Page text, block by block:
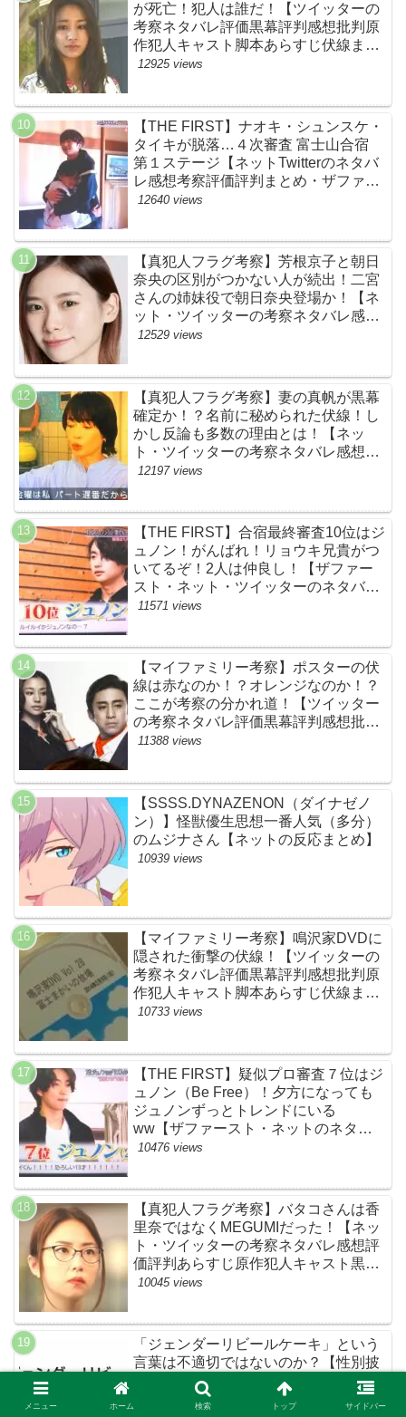
が死亡！犯人は誰だ！【ツイッターの
考察ネタバレ評価黒幕評判感想批判原
作犯人キャスト脚本あらすじ伏線まと
め】
12925 views
【THE FIRST】ナオキ・シュンスケ・
タイキが脱落…４次審査 富士山合宿
第１ステージ【ネットTwitterのネタバ
レ感想考察評価評判まとめ・ザファー
スト・スッキリ・BE:FIRST・ビーフ
12640 views
【真犯人フラグ考察】芳根京子と朝日
奈央の区別がつかない人が続出！二宮
さんの姉妹役で朝日奈央登場か！【ネ
ット・ツイッターの考察ネタバレ感想
評価評判あらすじ原作犯人キャスト黒
12529 views
【真犯人フラグ考察】妻の真帆が黒幕
確定か！？名前に秘められた伏線！し
かし反論も多数の理由とは！【ネッ
ト・ツイッターの考察ネタバレ感想評
価評判あらすじ原作犯人キャスト黒幕
12197 views
【THE FIRST】合宿最終審査10位はジ
ュノン！がんばれ！リョウキ兄貴がつ
いてるぞ！2人は仲良し！【ザファー
スト・ネット・ツイッターのネタバレ
考察まとめ感想評価評判・スッキリ・
11571 views
【マイファミリー考察】ポスターの伏
線は赤なのか！？オレンジなのか！？
ここが考察の分かれ道！【ツイッター
の考察ネタバレ評価黒幕評判感想批判
原作犯人キャスト脚本あらすじ伏線ま
11388 views
【SSSS.DYNAZENON（ダイナゼノ
ン）】怪獣優生思想一番人気（多分）
のムジナさん【ネットの反応まとめ】
10939 views
【マイファミリー考察】鳴沢家DVDに
隠された衝撃の伏線！【ツイッターの
考察ネタバレ評価黒幕評判感想批判原
作犯人キャスト脚本あらすじ伏線まと
め】
10733 views
【THE FIRST】疑似プロ審査７位はジ
ュノン（Be Free）！夕方になっても
ジュノンずっとトレンドにいる
ww【ザファースト・ネットのネタバ
レ感想考察まとめ・スッキリ・
10476 views
【真犯人フラグ考察】バタコさんは香
里奈ではなくMEGUMIだった！【ネッ
ト・ツイッターの考察ネタバレ感想評
価評判あらすじ原作犯人キャスト黒幕
伏線まとめ】
10045 views
「ジェンダーリビールケーキ」という
言葉は不適切ではないのか？【性別披
露パーティー・性別発表パーティー・
サプライズ】
メニュー ホーム 検索 トップ サイドバー